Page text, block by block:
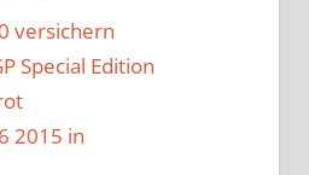
versichern
Special Edition
2015 in